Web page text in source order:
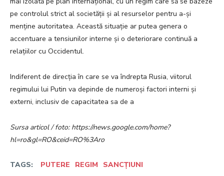
pe controlul strict al societății și al resurselor pentru a-și
menține autoritatea. Această situație ar putea genera o
accentuare a tensiunilor interne și o deteriorare continuă a
relațiilor cu Occidentul.
Indiferent de direcția în care se va îndrepta Rusia, viitorul
regimului lui Putin va depinde de numeroși factori interni și
externi, inclusiv de capacitatea sa de a
Sursa articol / foto: https://news.google.com/home?
hl=ro&gl=RO&ceid=RO%3Aro
TAGS: PUTERE REGIM SANCȚIUNI